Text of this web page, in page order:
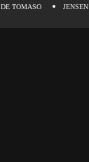
DE TOMASO
JENSEN